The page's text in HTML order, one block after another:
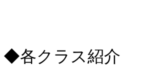
◆各クラス紹介